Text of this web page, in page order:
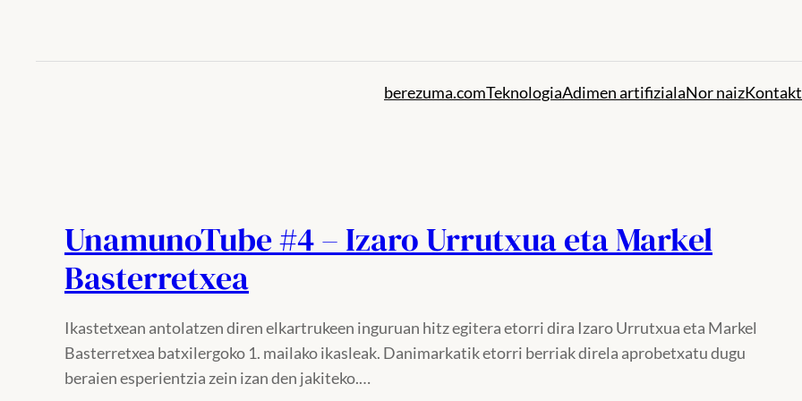
berezuma.comTeknologiaAdimen artifizialaNor naiz
UnamunoTube #4 – Izaro Urrutxua eta Markel
Basterretxea
Ikastetxean antolatzen diren elkartrukeen inguruan hitz egitera etorri dira Izaro Urrutxua eta Markel
Basterretxea batxilergoko 1. mailako ikasleak. Danimarkatik etorri berriak direla aprobetxatu dugu
beraien esperientzia zein izan den jakiteko.…